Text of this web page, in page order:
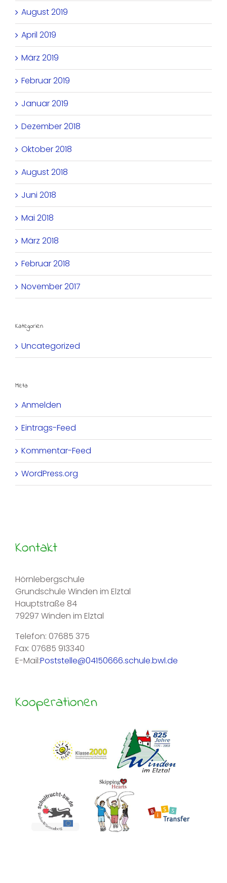
August 2019
April 2019
März 2019
Februar 2019
Januar 2019
Dezember 2018
Oktober 2018
August 2018
Juni 2018
Mai 2018
März 2018
Februar 2018
November 2017
Kategorien
Uncategorized
Meta
Anmelden
Eintrags-Feed
Kommentar-Feed
WordPress.org
Kontakt
Hörnlebergschule
Grundschule Winden im Elztal
Hauptstraße 84
79297 Winden im Elztal
Telefon: 07685 375
Fax: 07685 913340
E-Mail:Poststelle@04150666.schule.bwl.de
Kooperationen